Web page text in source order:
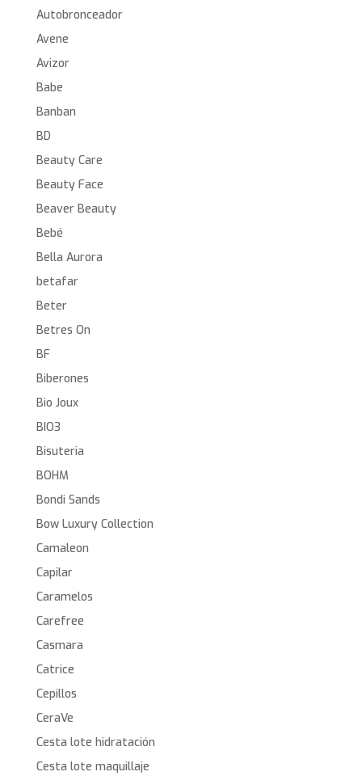
Autobronceador
Avene
Avizor
Babe
Banban
BD
Beauty Care
Beauty Face
Beaver Beauty
Bebé
Bella Aurora
betafar
Beter
Betres On
BF
Biberones
Bio Joux
BIO3
Bisuteria
BOHM
Bondi Sands
Bow Luxury Collection
Camaleon
Capilar
Caramelos
Carefree
Casmara
Catrice
Cepillos
CeraVe
Cesta lote hidratación
Cesta lote maquillaje